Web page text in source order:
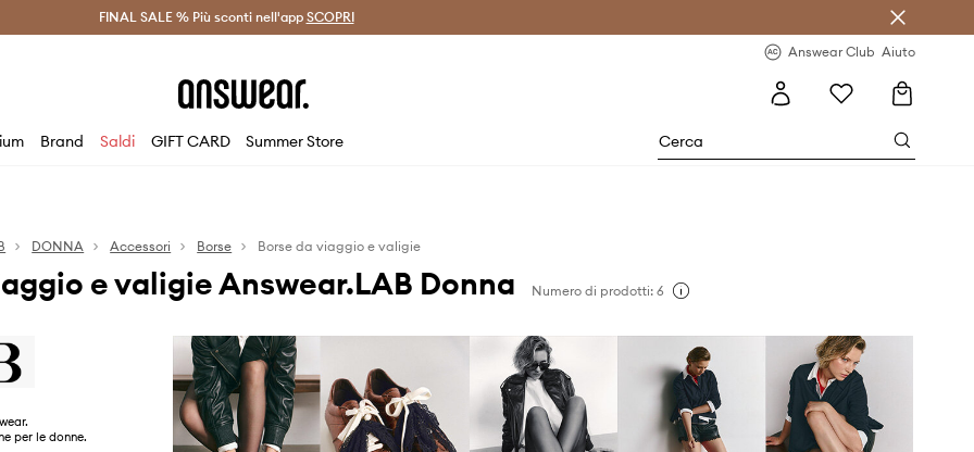
Answear Club > Spedizione entro 24 ore >
FINAL SALE % Più sconti nell'app SCOPRI
Answear Club Aiuto
Brand Saldi GIFT CARD Summer Store
DONNA Accessori Borse Borse da viaggio e valigie
e valigie Answear.LAB Donna Numero di prodotti: 6
per le donne.